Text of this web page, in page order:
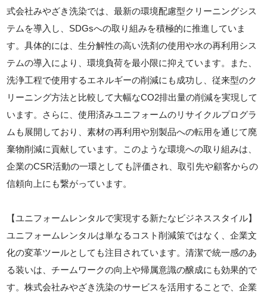
式会社みやざき洗染では、最新の環境配慮型クリーニングシス
テムを導入し、SDGsへの取り組みを積極的に推進していま
す。具体的には、生分解性の高い洗剤の使用や水の再利用シス
テムの導入により、環境負荷を最小限に抑えています。また、
洗浄工程で使用するエネルギーの削減にも成功し、従来型のク
リーニング方法と比較して大幅なCO2排出量の削減を実現して
います。さらに、使用済みユニフォームのリサイクルプログラ
ムも展開しており、素材の再利用や別製品への転用を通じて廃
棄物削減に貢献しています。このような環境への取り組みは、
企業のCSR活動の一環としても評価され、取引先や顧客からの
信頼向上にも繋がっています。
【ユニフォームレンタルで実現する新たなビジネススタイル】
ユニフォームレンタルは単なるコスト削減策ではなく、企業文
化の変革ツールとしても注目されています。清潔で統一感のあ
る装いは、チームワークの向上や帰属意識の醸成にも効果的で
す。株式会社みやざき洗染のサービスを活用することで、企業